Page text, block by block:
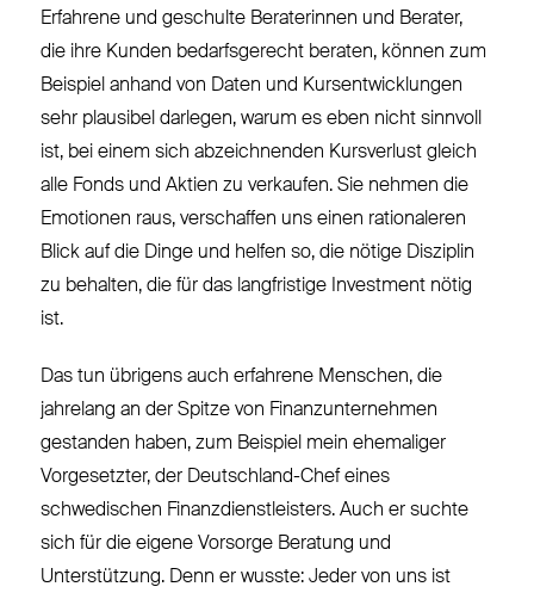
Erfahrene und geschulte Beraterinnen und Berater,
die ihre Kunden bedarfsgerecht beraten, können zum
Beispiel anhand von Daten und Kursentwicklungen
sehr plausibel darlegen, warum es eben nicht sinnvoll
ist, bei einem sich abzeichnenden Kursverlust gleich
alle Fonds und Aktien zu verkaufen. Sie nehmen die
Emotionen raus, verschaffen uns einen rationaleren
Blick auf die Dinge und helfen so, die nötige Disziplin
zu behalten, die für das langfristige Investment nötig
ist.
Das tun übrigens auch erfahrene Menschen, die
jahrelang an der Spitze von Finanzunternehmen
gestanden haben, zum Beispiel mein ehemaliger
Vorgesetzter, der Deutschland-Chef eines
schwedischen Finanzdienstleisters. Auch er suchte
sich für die eigene Vorsorge Beratung und
Unterstützung. Denn er wusste: Jeder von uns ist